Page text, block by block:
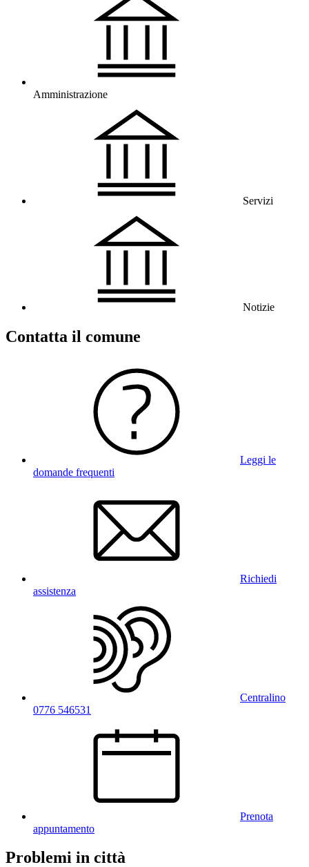
Amministrazione
Servizi
Notizie
Contatta il comune
Leggi le
domande frequenti
Richiedi
assistenza
Centralino
0776 546531
Prenota
appuntamento
Problemi in città